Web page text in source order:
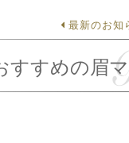
最新のお知
すすめの眉